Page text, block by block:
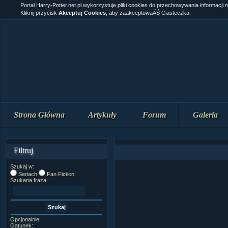
Strona Główna Artykuły Forum Galeria
Filtruj
Szukaj w:
Seriach
Fan Fiction
Szukana fraza:
Opcjonalnie:
Gatunek:
Portal Harry-Potter.net.pl wykorzystuje pliki cookies do przechowywania informacji
Kliknij przycisk Akceptuj Cookies , aby zaakceptowaĂŚ Ciasteczka.